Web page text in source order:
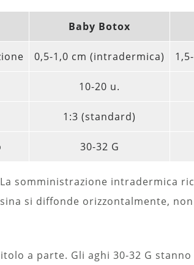
Baby Botox
0,5-1,0 cm (intradermica)
10-20 u.
1:3 (standard)
30-32 G
La somministrazione intradermica
si diffonde orizzontalmente,
a parte. Gli aghi 30-32 G